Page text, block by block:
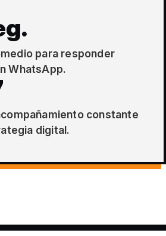
para responder
WhatsApp.
constante
digital.